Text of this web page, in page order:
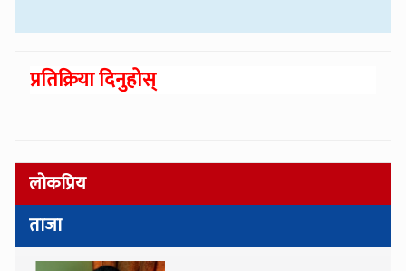
प्रतिक्रिया दिनुहोस्
लोकप्रिय
ताजा